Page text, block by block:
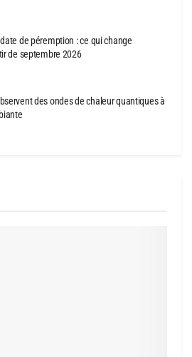
de péremption : ce qui change
de septembre 2026
des ondes de chaleur quantiques à